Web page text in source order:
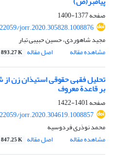
صفحه1377-1400
jorr.2020.305828.1008876
مجید شاهوردی، حسین حبیبی تبار
مشاهده مقاله
اصل مقاله 893.27 K
تحلیل فقهی حقوقی استیذان زن از
بر قاعدة معروف
صفحه1401-1422
jorr.2020.304619.1008857
محمد نوذری فردوسیه
مشاهده مقاله
اصل مقاله 847.25 K